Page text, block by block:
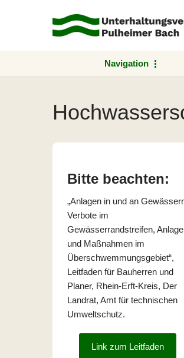
Navigation
Bitte beachten:
„Anlagen in und an
Verbote im
Gewässerrandstreifen,
und Maßnahmen im
Überschwemmungsgebiet“,
Leitfaden für Bauherren und
Planer, Rhein-Erft-Kreis, Der
Landrat, Amt für technischen
Umweltschutz.
Link zum Leitfaden